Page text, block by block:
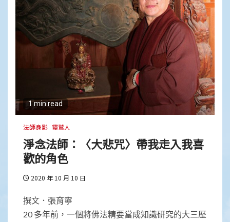
1 min read
法師身影 靈鷲人
淨念法師：〈大悲咒〉帶我走入我喜
歡的角色
2020 年 10 月 10 日
撰文．張育寧
20 多年前，一個將佛法精要當成知識研究的大三歷